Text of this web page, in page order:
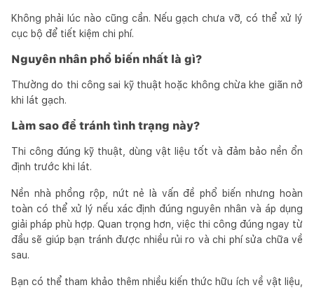
Không phải lúc nào cũng cần. Nếu gạch chưa vỡ, có thể xử lý
cục bộ để tiết kiệm chi phí.
Nguyên nhân phổ biến nhất là gì?
Thường do thi công sai kỹ thuật hoặc không chừa khe giãn nở
khi lát gạch.
Làm sao để tránh tình trạng này?
Thi công đúng kỹ thuật, dùng vật liệu tốt và đảm bảo nền ổn
định trước khi lát.
Nền nhà phồng rộp, nứt nẻ là vấn đề phổ biến nhưng hoàn
toàn có thể xử lý nếu xác định đúng nguyên nhân và áp dụng
giải pháp phù hợp. Quan trọng hơn, việc thi công đúng ngay từ
đầu sẽ giúp bạn tránh được nhiều rủi ro và chi phí sửa chữa về
sau.
Bạn có thể tham khảo thêm nhiều kiến thức hữu ích về vật liệu,